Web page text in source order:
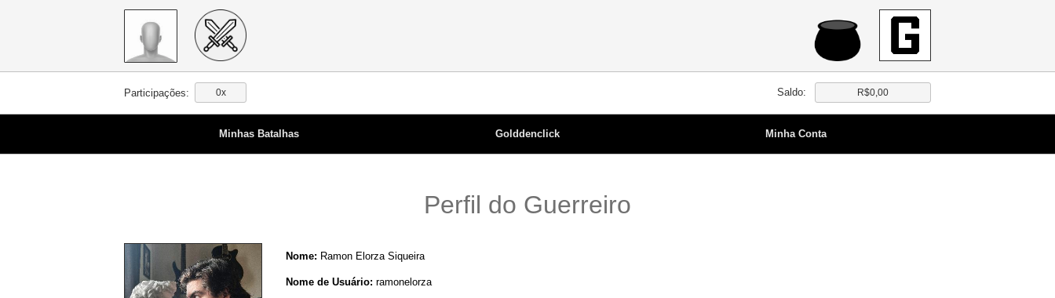
Participações: 0x R$0,00
Saldo:
Minhas Batalhas Golddenclick Minha Conta
Perfil do Guerreiro
Nome: Ramon Elorza Siqueira
Nome de Usuário: ramonelorza